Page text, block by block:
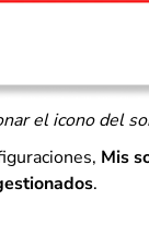
el icono del
Mis
.